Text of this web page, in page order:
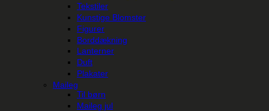
Tekstiler
Kunstige Blomster
Figurer
Borddækning
Lanterner
Duft
Plakater
Maileg
Til børn
Maileg jul